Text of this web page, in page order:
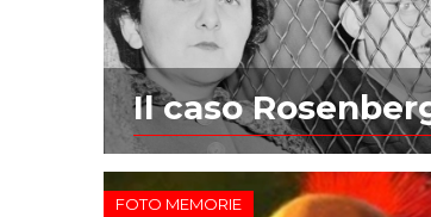
Il caso
FOTO MEMORIE